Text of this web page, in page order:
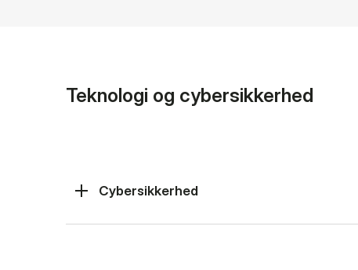
Teknologi og cybersikkerhed
Cybersikkerhed